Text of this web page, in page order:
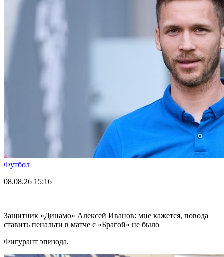
Футбол
08.08.26 15:16
Защитник «Динамо» Алексей Иванов: мне кажется, повода
ставить пенальти в матче с «Брагой» не было
Фигурант эпизода.